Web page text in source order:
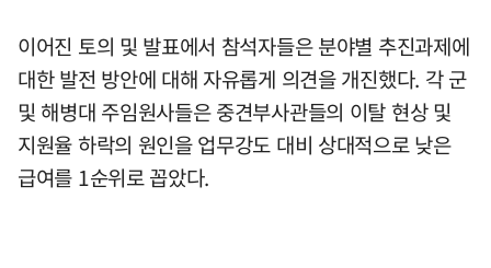
이어진 토의 및 발표에서 참석자들은 분야별 추진과제에
대한 발전 방안에 대해 자유롭게 의견을 개진했다. 각 군
및 해병대 주임원사들은 중견부사관들의 이탈 현상 및
지원율 하락의 원인을 업무강도 대비 상대적으로 낮은
급여를 1순위로 꼽았다.